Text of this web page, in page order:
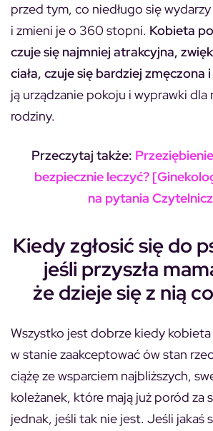
przed tym, co niedługo się
i zmieni je o 360 stopni. Kobieta
czuje się najmniej atrakcyjna,
ciała, czuje się bardziej zmęczona
ją urządzanie pokoju i wyprawki dla
rodziny.
Przeczytaj także:
bezpiecznie leczyć?
na pytania
Kiedy zgłosić się do
jeśli przyszła
że dzieje się z nią
Wszystko jest dobrze kiedy
w stanie zaakceptować ów stan
ciążę ze wsparciem najbliższych,
koleżanek, które mają już poród za
jednak, jeśli tak nie jest. Jeśli jakaś